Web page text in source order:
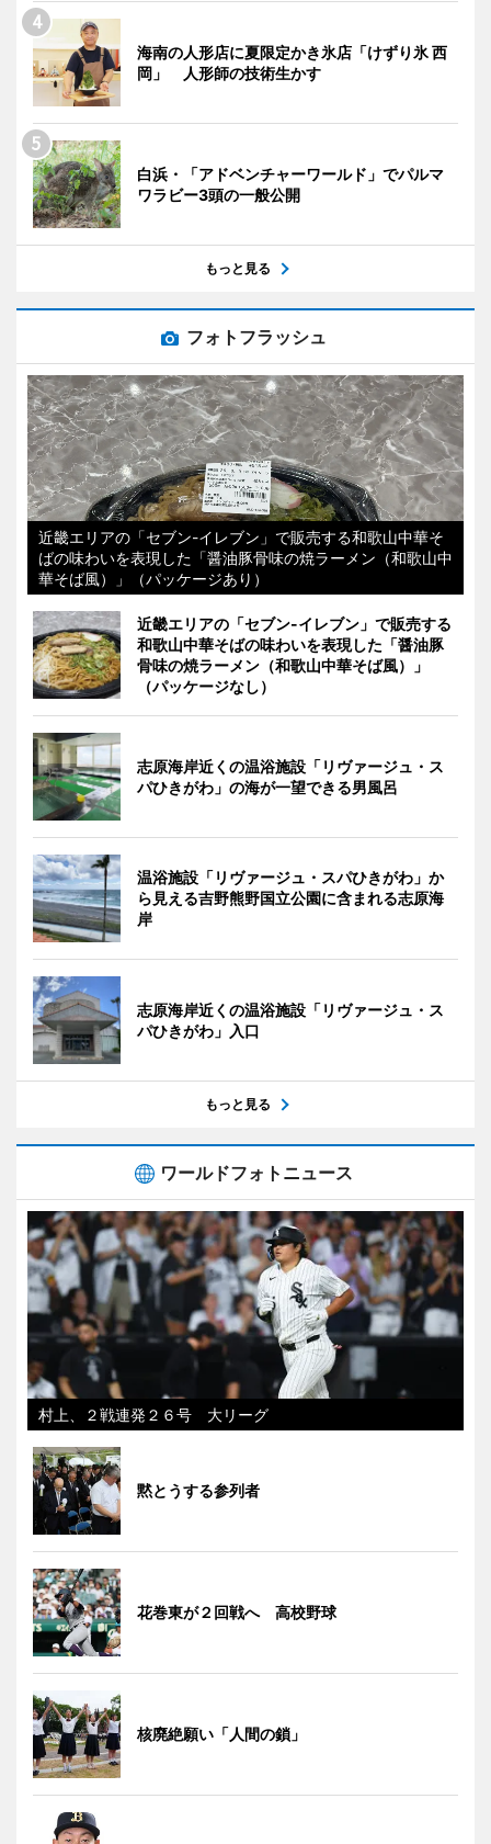
海南の人形店に夏限定かき氷店「けずり氷 西
岡」 人形師の技術生かす
白浜・「アドベンチャーワールド」でパルマ
ワラビー3頭の一般公開
もっと見る
フォトフラッシュ
近畿エリアの「セブン-イレブン」で販売する和歌山中華そ
ばの味わいを表現した「醤油豚骨味の焼ラーメン（和歌山中
華そば風）」（パッケージあり）
近畿エリアの「セブン-イレブン」で販売する
和歌山中華そばの味わいを表現した「醤油豚
骨味の焼ラーメン（和歌山中華そば風）」
（パッケージなし）
志原海岸近くの温浴施設「リヴァージュ・ス
パひきがわ」の海が一望できる男風呂
温浴施設「リヴァージュ・スパひきがわ」か
ら見える吉野熊野国立公園に含まれる志原海
岸
志原海岸近くの温浴施設「リヴァージュ・ス
パひきがわ」入口
もっと見る
ワールドフォトニュース
村上、２戦連発２６号 大リーグ
黙とうする参列者
花巻東が２回戦へ 高校野球
核廃絶願い「人間の鎖」